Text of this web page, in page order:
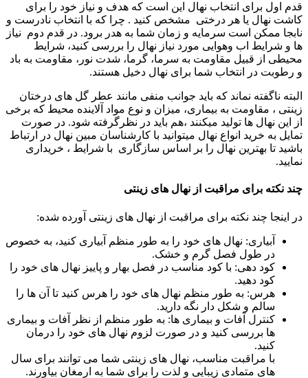
قدم اول برای انتخاب نهال این است که هدف و نیاز خود را برای
کاشت نهال یا هر درختی مشخص کنید . چرا که با انتخاب نادرست و
نابجا ممکن است سرمایه و زمان شما به هدر ‌برود. در قدم دوم نیاز
ها و شرایط اب وهوایی مورد نیاز نهال را بررسی کنید، شرایط
محیطی از قبیل مقاومت به سرما، گرما، شدت نور، مقاومت به باد
و رطوبت در انتخاب شما برای نهال دخیل هستند.
البته ناگفته نماند که باید جوانب منفی مانند عطر گل های درختان
زینتی ، مقاومت به بیماری، میزان و نوع مواد آلاینده محیط که برخی
از این نهال ها تولید میکنند ،هم باید در نظرگرفته شود. در صورت
تمایل به خرید انواع نهال میتوانید با کارشناسان مبین نهال در ارتباط
باشید تا بهترین نهال را بر اساس سازگاری با شرایط ، خریداری
نمایید.
چند نکته برای مراقبت از نهال های زینتی
در اینجا چند نکته برای مراقبت از نهال های زینتی آورده شده:
آبیاری: نهال های خود را به طور منظم آبیاری کنید، به خصوص
در طول فصل گرم و خشک.
کود دهی: با کود مناسب در فصل بهار و پاییز نهال های خود را
کود دهید.
هرس: به طور منظم نهال های خود را هرس کنید تا آن ها را
سالم و شکل دار نگه دارید.
کنترل آفات و بیماری ها: به طور منظم از نظر آفات و بیماری
ها بررسی کنید و در صورت لزوم نهال های خود را درمان
کنید.
با مراقبت مناسب، نهال های زینتی شما می توانند برای سال
های متمادی زیبایی و لذت را برای شما به ارمغان بیاورند.